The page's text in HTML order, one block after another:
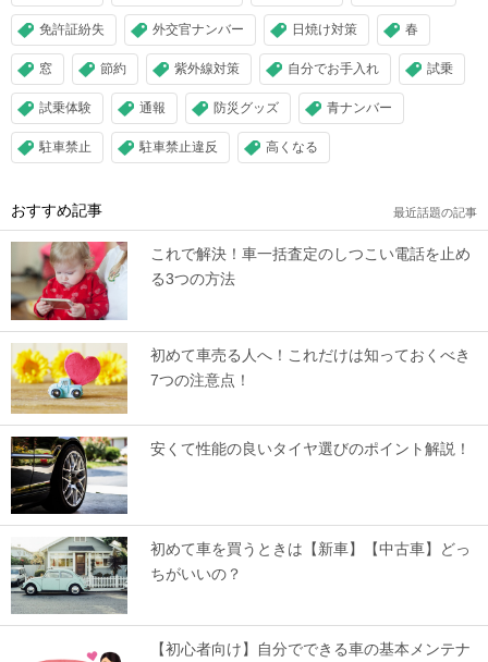
免許証紛失 外交官ナンバー 日焼け対策 春
窓 節約 紫外線対策 自分でお手入れ 試乗
試乗体験 通報 防災グッズ 青ナンバー
駐車禁止 駐車禁止違反 高くなる
おすすめ記事 最近話題の記事
これで解決！車一括査定のしつこい電話を止め
る3つの方法
初めて車売る人へ！これだけは知っておくべき
7つの注意点！
安くて性能の良いタイヤ選びのポイント解説！
初めて車を買うときは【新車】【中古車】どっ
ちがいいの？
【初心者向け】自分でできる車の基本メンテナ